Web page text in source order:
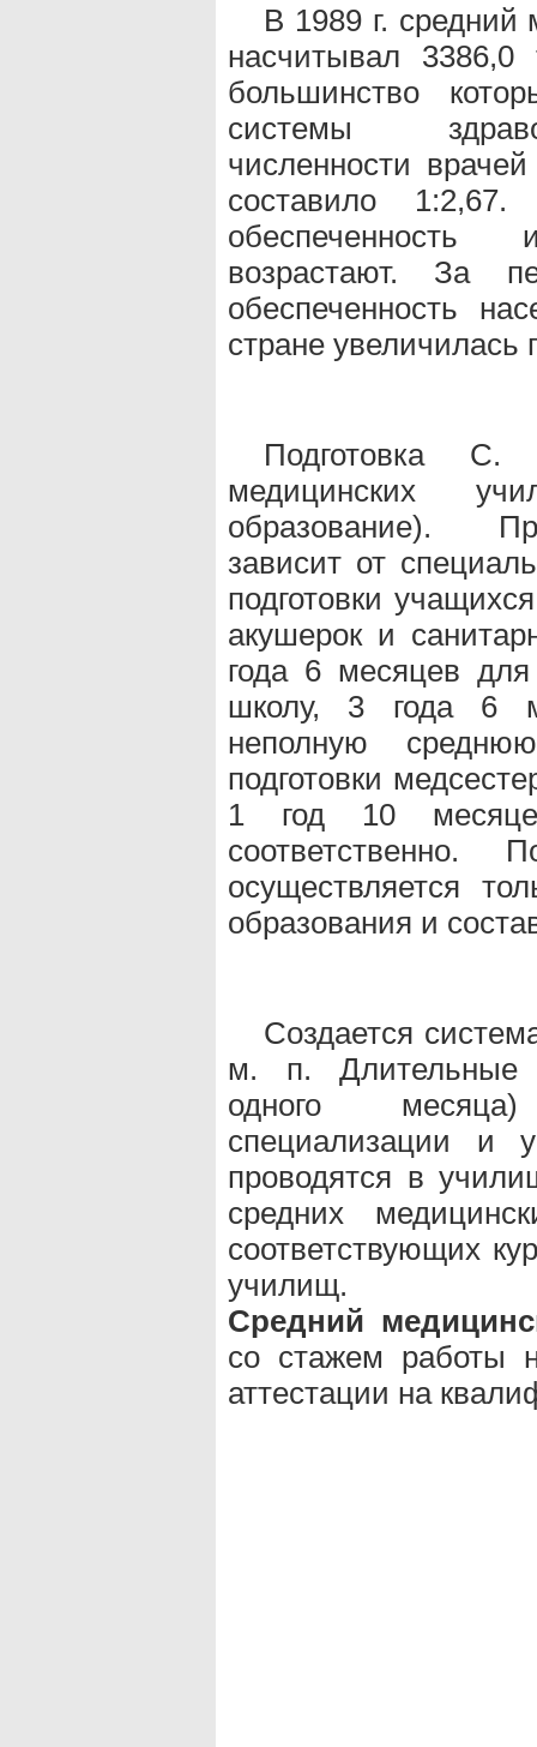
В 1989 г.
насчитывал
большинство
системы
численности
составило
возрастают. За
обеспеченность
стране увеличилась
Подготовка
медицинских
образование).
зависит от
подготовки
акушерок и
года 6 месяцев
школу, 3 года 6
неполную
подготовки
1 год 10
соответственно.
осуществляется
образования и
Создается
м. п. Длительные
одного
специализации и
проводятся в
средних
соответствующих
училищ.
Средний
со стажем работы
аттестации на